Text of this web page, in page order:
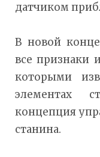
датчиком
В новой
все признаки
которыми
элементах
концепция
станина.